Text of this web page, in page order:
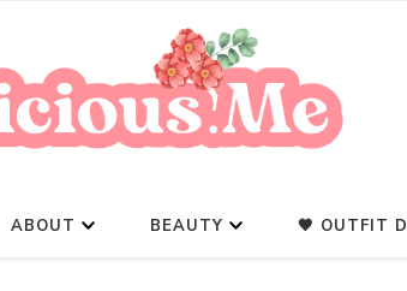
ABOUT BEAUTY 🖤 OUTFIT